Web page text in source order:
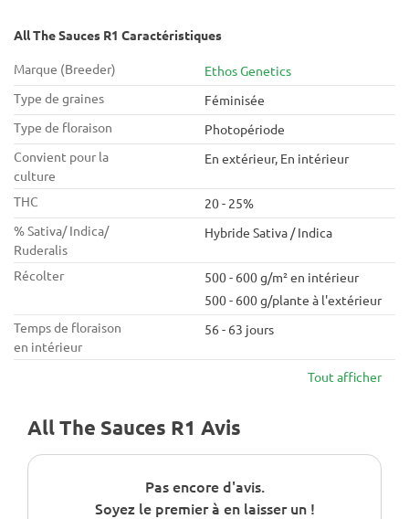
palette de couleurs saisissante.
All The Sauces R1 Caractéristiques
Marque (Breeder)
Ethos Genetics
Type de graines
Féminisée
Type de floraison
Photopériode
Convient pour la
culture
En extérieur, En intérieur
THC
20 - 25%
% Sativa/ Indica/
Ruderalis
Hybride Sativa / Indica
Récolter
500 - 600 g/m² en intérieur
500 - 600 g/plante à l'extérieur
Temps de floraison
en intérieur
56 - 63 jours
Tout afficher
All The Sauces R1 Avis
Pas encore d'avis.
Soyez le premier à en laisser un !